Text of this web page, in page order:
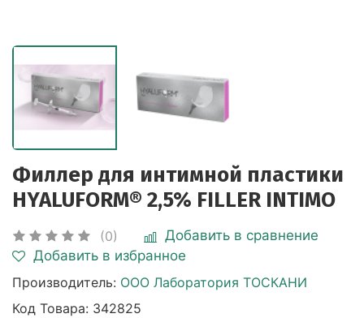
Филлер для интимной пластики
HYALUFORM® 2,5% FILLER INTIMO
(0)
Добавить в сравнение
Добавить в избранное
Производитель: ООО Лаборатория ТОСКАНИ
Код Товара: 342825